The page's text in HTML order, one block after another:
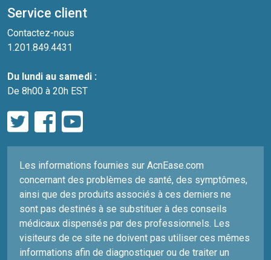
Service client
Contactez-nous
1.201.849.4431
Du lundi au samedi :
De 8h00 à 20h EST
Les informations fournies sur AcnEase.com
concernant des problèmes de santé, des symptômes,
ainsi que des produits associés à ces derniers ne
sont pas destinés à se substituer à des conseils
médicaux dispensés par des professionnels. Les
visiteurs de ce site ne doivent pas utiliser ces mêmes
informations afin de diagnostiquer ou de traiter un